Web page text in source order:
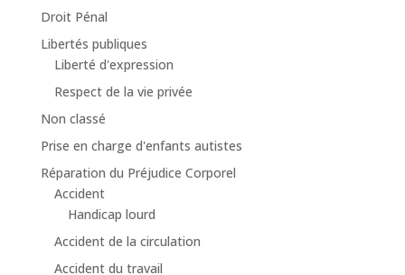
Droit Pénal
Libertés publiques
Liberté d'expression
Respect de la vie privée
Non classé
Prise en charge d'enfants autistes
Réparation du Préjudice Corporel
Accident
Handicap lourd
Accident de la circulation
Accident du travail